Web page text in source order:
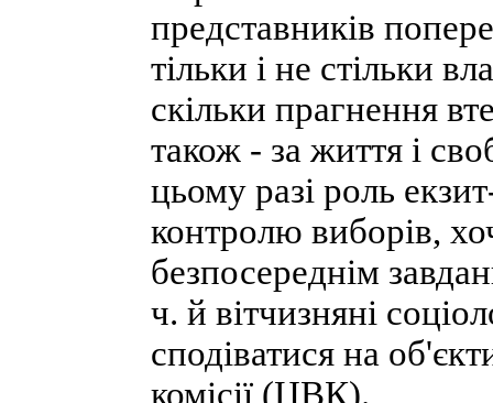
представників
тільки і не стільки
скільки прагнення
також - за життя і
цьому разі роль
контролю виборів,
безпосереднім
ч. й вітчизняні
сподіватися на
комісії (ЦВК).